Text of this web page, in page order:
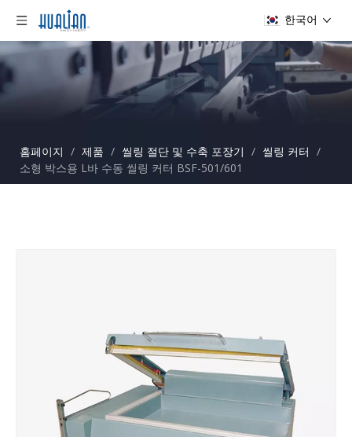
한국어
홈페이지 / 제품 / 씰링 절단 및 수축 포장기 / 씰링 커터 /
소형 박스용 L바 수동 씰링 커터 BSF-501/601